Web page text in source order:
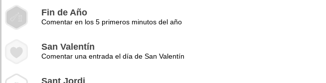
Fin de Año
Comentar en los 5 primeros minutos del año
San Valentín
Comentar una entrada el día de San Valentín
Sant Jordi